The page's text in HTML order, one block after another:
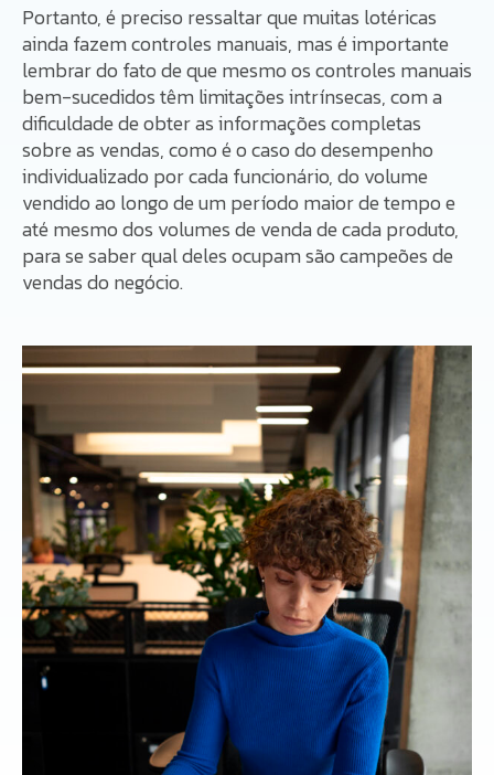
Portanto, é preciso ressaltar que muitas lotéricas
ainda fazem controles manuais, mas é importante
lembrar do fato de que mesmo os controles manuais
bem-sucedidos têm limitações intrínsecas, com a
dificuldade de obter as informações completas
sobre as vendas, como é o caso do desempenho
individualizado por cada funcionário, do volume
vendido ao longo de um período maior de tempo e
até mesmo dos volumes de venda de cada produto,
para se saber qual deles ocupam são campeões de
vendas do negócio.